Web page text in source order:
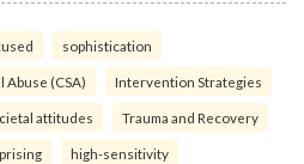
sophistication
Abuse (CSA) Intervention Strategies
attitudes Trauma and Recovery
high-sensitivity